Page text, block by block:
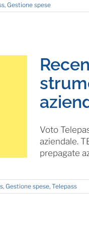
, Gestione spese
Voto
aziendale.
prepagate
, Gestione spese, Telepass